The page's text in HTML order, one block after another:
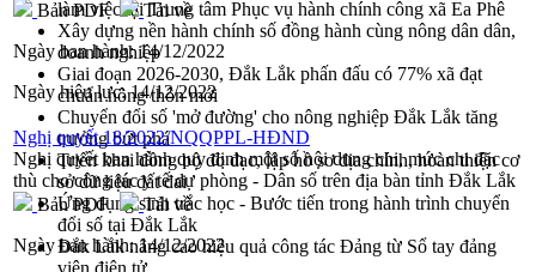
làm việc tại Trung tâm Phục vụ hành chính công xã Ea Phê
Xây dựng nền hành chính số đồng hành cùng nông dân dân,
doanh nghiệp
Giai đoạn 2026-2030, Đắk Lắk phấn đấu có 77% xã đạt
chuẩn nông thôn mới
Chuyển đổi số 'mở đường' cho nông nghiệp Đắk Lắk tăng
trưởng bứt phá
Triển khai đồng bộ đo đạc, lập hồ sơ địa chính, hoàn thiện cơ
sở dữ liệu đất đai
Ứng dụng sinh trắc học - Bước tiến trong hành trình chuyển
đổi số tại Đắk Lắk
Đắk Lắk nâng cao hiệu quả công tác Đảng từ Sổ tay đảng
Bản PDF
Tải về
Ngày ban hành:14/12/2022
Ngày hiệu lực:14/12/2022
Nghị quyết 18/2022/NQQPPL-HĐND
Nghị quyết ban hành quy định một số nội dung chi, mức chi đặc
thù cho công tác y tế dự phòng - Dân số trên địa bàn tỉnh Đắk Lắk
Bản PDF
Tải về
Ngày ban hành:14/12/2022